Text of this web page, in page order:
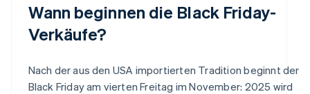
Wann beginnen die Black Friday-
Verkäufe?
Nach der aus den USA importierten Tradition beginnt der
Black Friday am vierten Freitag im November: 2025 wird